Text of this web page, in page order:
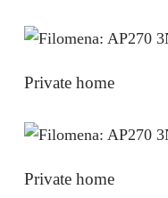
Private home
Private home